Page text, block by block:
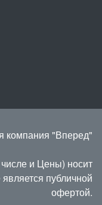
компания "Вперед"
и Цены) носит
публичной
офертой.